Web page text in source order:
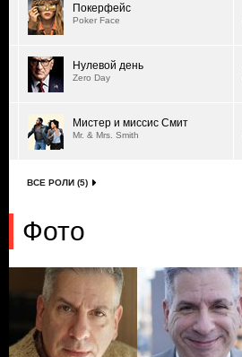
Покерфейс
Poker Face
Нулевой день
Zero Day
Мистер и миссис Смит
Mr. & Mrs. Smith
ВСЕ РОЛИ (5)
Фото